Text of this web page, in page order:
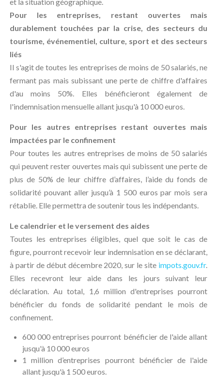
Pour les entreprises, restant ouvertes mais
durablement touchées par la crise, des secteurs du
tourisme, événementiel, culture, sport et des secteurs
liés
Il s'agit de toutes les entreprises de moins de 50 salariés, ne
fermant pas mais subissant une perte de chiffre d'affaires
d'au moins 50%. Elles bénéficieront également de
l'indemnisation mensuelle allant jusqu'à 10 000 euros.
Pour les autres entreprises restant ouvertes mais
impactées par le confinement
Pour toutes les autres entreprises de moins de 50 salariés
qui peuvent rester ouvertes mais qui subissent une perte de
plus de 50% de leur chiffre d’affaires, l’aide du fonds de
solidarité pouvant aller jusqu’à 1 500 euros par mois sera
rétablie. Elle permettra de soutenir tous les indépendants.
Le calendrier et le versement des aides
Toutes les entreprises éligibles, quel que soit le cas de
figure, pourront recevoir leur indemnisation en se déclarant,
à partir de début décembre 2020, sur le site impots.gouv.fr.
Elles recevront leur aide dans les jours suivant leur
déclaration. Au total, 1,6 million d'entreprises pourront
bénéficier du fonds de solidarité pendant le mois de
confinement.
600 000 entreprises pourront bénéficier de l'aide allant
jusqu'à 10 000 euros
1 million d’entreprises pourront bénéficier de l'aide
allant jusqu'à 1 500 euros.